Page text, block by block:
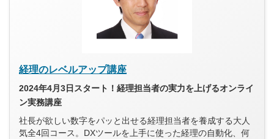
経理のレベルアップ講座
2024年4月3日スタート！経理担当者の実力を上げるオンライ
ン実務講座
社長が欲しい数字をパッと出せる経理担当者を養成する大人
気全4回コース。DXツールを上手に使った経理の自動化、何